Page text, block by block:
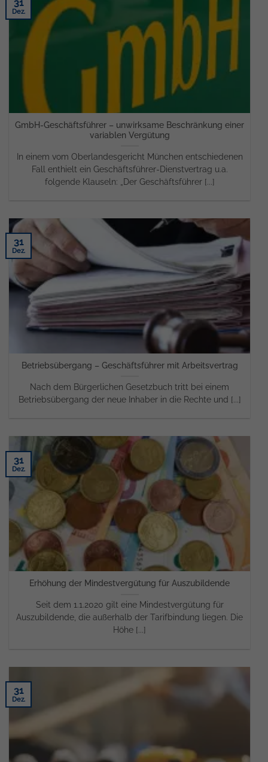
GmbH-Geschäftsführer – unwirksame Beschränkung einer
variablen Vergütung
In einem vom Oberlandesgericht München entschiedenen
Fall enthielt ein Geschäftsführer-Dienstvertrag u.a.
folgende Klauseln: „Der Geschäftsführer [...]
31
Dez.
Betriebsübergang – Geschäftsführer mit Arbeitsvertrag
Nach dem Bürgerlichen Gesetzbuch tritt bei einem
Betriebsübergang der neue Inhaber in die Rechte und [...]
31
Dez.
Erhöhung der Mindestvergütung für Auszubildende
Seit dem 1.1.2020 gilt eine Mindestvergütung für
Auszubildende, die außerhalb der Tarifbindung liegen. Die
Höhe [...]
31
Dez.
31
Dez.